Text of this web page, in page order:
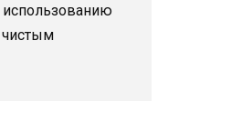
использованию
чистым